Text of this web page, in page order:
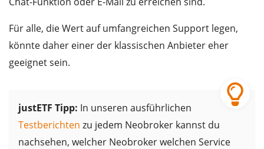
Für alle, die Wert auf umfangreichen Support legen,
könnte daher einer der klassischen Anbieter eher
geeignet sein.
justETF Tipp: In unseren ausführlichen
Testberichten zu jedem Neobroker kannst du
nachsehen, welcher Neobroker welchen Service